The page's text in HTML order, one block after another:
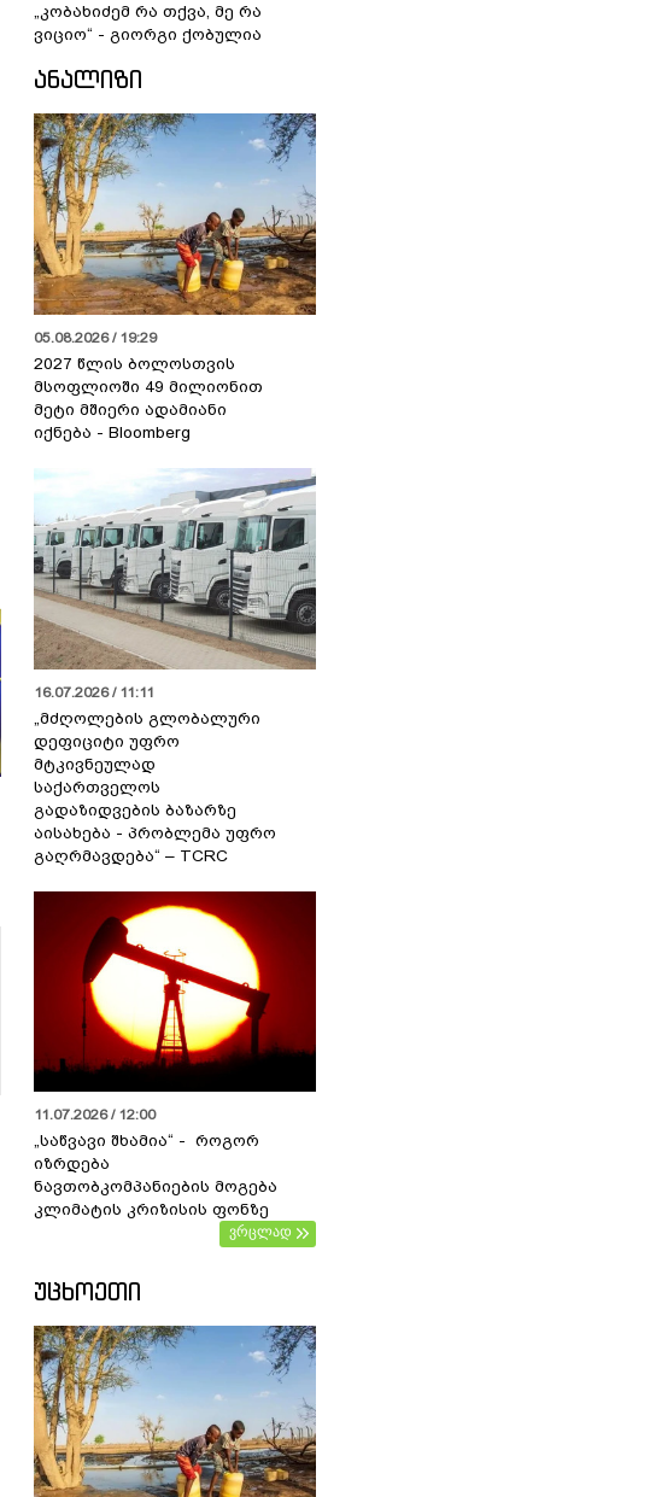
„კობახიძემ რა თქვა, მე რა
ვიციო“ - გიორგი ქობულია
ᲐᲜᲐᲚᲘᲖᲘ
05.08.2026 / 19:29
2027 წლის ბოლოსთვის
მსოფლიოში 49 მილიონით
მეტი მშიერი ადამიანი
იქნება - Bloomberg
16.07.2026 / 11:11
„მძღოლების გლობალური
დეფიციტი უფრო
მტკივნეულად
საქართველოს
გადაზიდვების ბაზარზე
აისახება - პრობლემა უფრო
გაღრმავდება“ – TCRC
11.07.2026 / 12:00
„საწვავი შხამია“ - როგორ
იზრდება
ნავთობკომპანიების მოგება
კლიმატის კრიზისის ფონზე
ვრცლად
ᲣᲪᲮᲝᲔᲗᲘ